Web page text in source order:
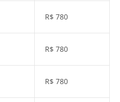
R$ 780
R$ 780
R$ 780